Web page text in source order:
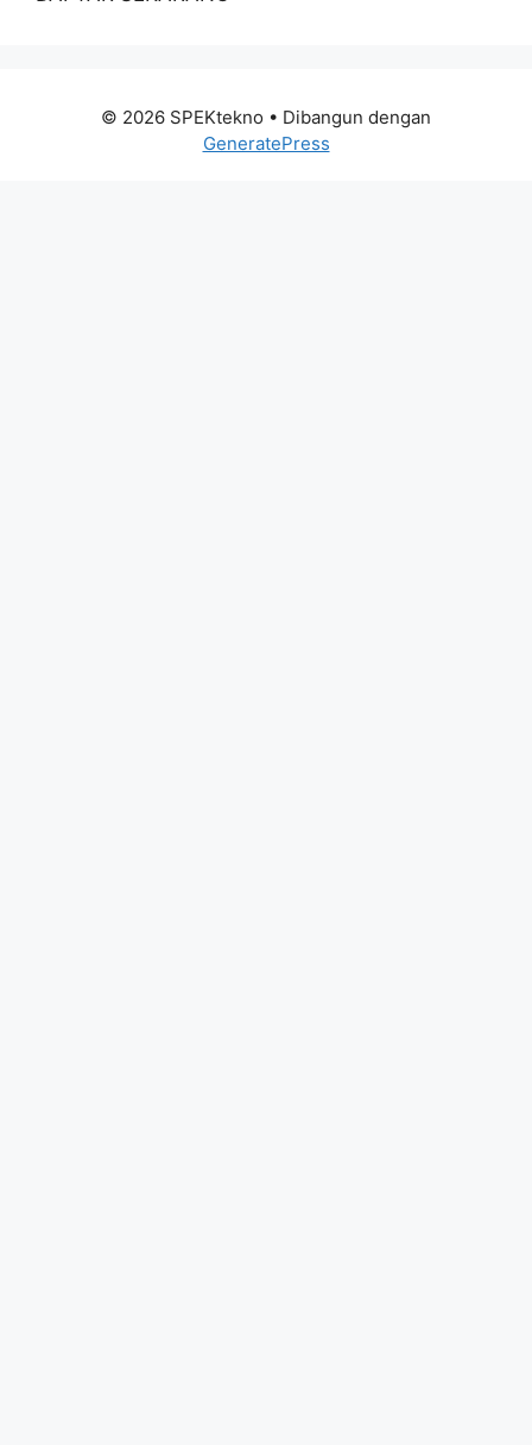
© 2026 SPEKtekno • Dibangun dengan
GeneratePress